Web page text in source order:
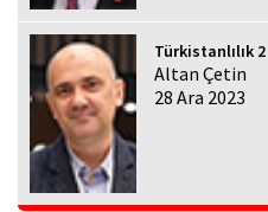
Türkistanlılık 2
Altan Çetin
28 Ara 2023